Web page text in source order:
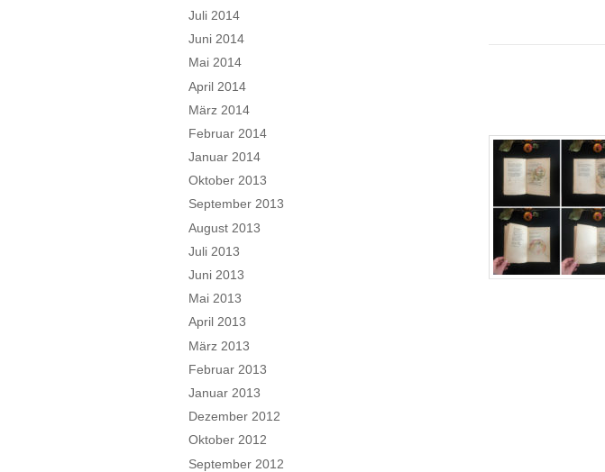
Juli 2014
Juni 2014
Mai 2014
April 2014
März 2014
Februar 2014
Januar 2014
Oktober 2013
September 2013
August 2013
Juli 2013
Juni 2013
Mai 2013
April 2013
März 2013
Februar 2013
Januar 2013
Dezember 2012
Oktober 2012
September 2012